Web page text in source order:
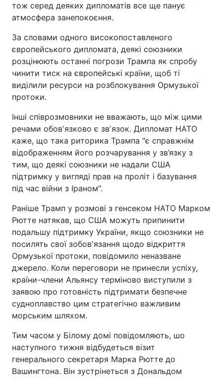
тож серед деяких дипломатів все ще панує
атмосфера занепокоєння.
За словами одного високопоставленого
європейського дипломата, деякі союзники
розцінюють останні погрози Трампа як спробу
чинити тиск на європейські країни, щоб ті
виділили ресурси на розблокування Ормузької
протоки.
Інші співрозмовники не вважають, що між цими
речами обовʼязково є звʼязок. Дипломат НАТО
каже, що така риторика Трампа "є справжнім
відображенням його розчарування у зв’язку з
тим, що деякі союзники не надали США
підтримку у вигляді прав на проліт і базування
під час війни з Іраном".
Раніше Трамп у розмові з генсеком НАТО Марком
Рютте натякав, що США можуть припинити
подальшу підтримку України, якщо союзники не
посилять свої зобов'язання щодо відкриття
Ормузької протоки, повідомило неназване
джерело. Коли переговори не принесли успіху,
країни-члени Альянсу терміново виступили з
заявою про готовність підтримати безпечне
судноплавство цим стратегічно важливим
морським шляхом.
Тим часом у Білому домі повідомляють, шо
наступного тижня відбудеться візит
генерального секретаря Марка Рютте до
Вашингтона. Він зустрінеться з Дональдом